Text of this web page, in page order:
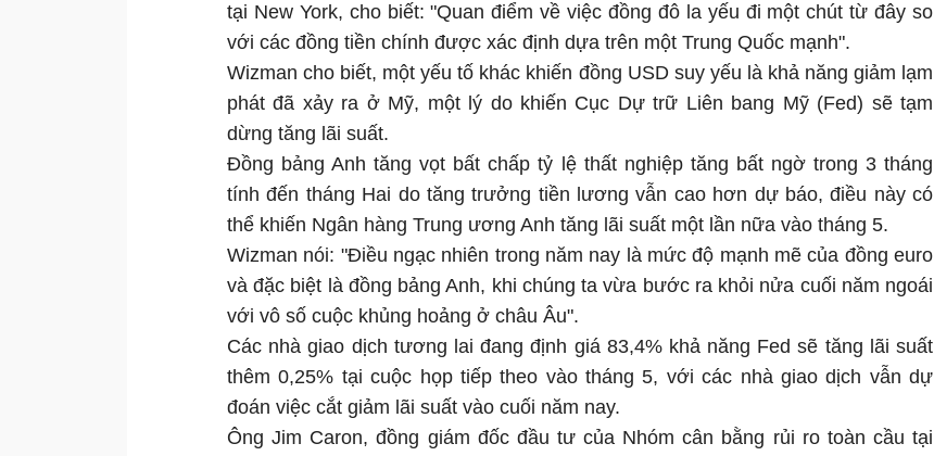
tại New York, cho biết: "Quan điểm về việc đồng đô la yếu đi một chút từ đây so
với các đồng tiền chính được xác định dựa trên một Trung Quốc mạnh".
Wizman cho biết, một yếu tố khác khiến đồng USD suy yếu là khả năng giảm lạm
phát đã xảy ra ở Mỹ, một lý do khiến Cục Dự trữ Liên bang Mỹ (Fed) sẽ tạm
dừng tăng lãi suất.
Đồng bảng Anh tăng vọt bất chấp tỷ lệ thất nghiệp tăng bất ngờ trong 3 tháng
tính đến tháng Hai do tăng trưởng tiền lương vẫn cao hơn dự báo, điều này có
thể khiến Ngân hàng Trung ương Anh tăng lãi suất một lần nữa vào tháng 5.
Wizman nói: "Điều ngạc nhiên trong năm nay là mức độ mạnh mẽ của đồng euro
và đặc biệt là đồng bảng Anh, khi chúng ta vừa bước ra khỏi nửa cuối năm ngoái
với vô số cuộc khủng hoảng ở châu Âu".
Các nhà giao dịch tương lai đang định giá 83,4% khả năng Fed sẽ tăng lãi suất
thêm 0,25% tại cuộc họp tiếp theo vào tháng 5, với các nhà giao dịch vẫn dự
đoán việc cắt giảm lãi suất vào cuối năm nay.
Ông Jim Caron, đồng giám đốc đầu tư của Nhóm cân bằng rủi ro toàn cầu tại